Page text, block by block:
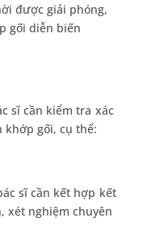
được giải phóng,
gối diễn biến
sĩ cần kiểm tra xác
gối, cụ thể:
sĩ cần kết hợp kết
xét nghiệm chuyên